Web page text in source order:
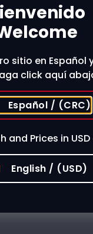
sitio en Español
click aquí
Español / (CRC)
and Prices in
English / (USD)